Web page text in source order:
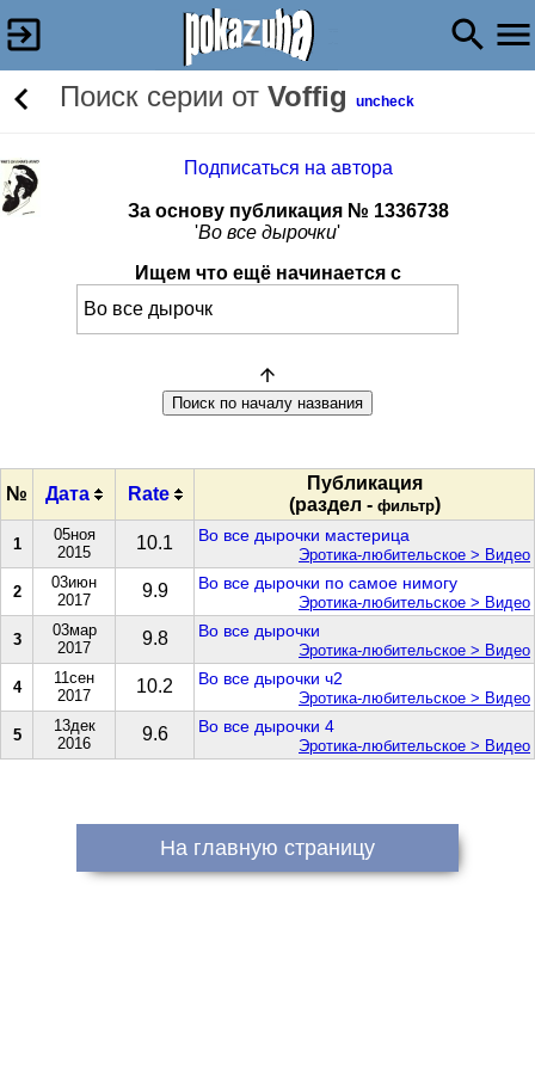
Поиск серии от Voffig uncheck
Подписаться на автора
За основу публикация № 1336738
'Во все дырочки'
Ищем что ещё начинается с
№ Дата Rate
Публикация
(раздел - фильтр)
1
05ноя
2015
10.1 Во все дырочки мастерица
Эротика-любительское > Видео
2
03июн
2017
9.9 Во все дырочки по самое нимогу
Эротика-любительское > Видео
3
03мар
2017
9.8 Во все дырочки
Эротика-любительское > Видео
4
11сен
2017
10.2 Во все дырочки ч2
Эротика-любительское > Видео
5
13дек
2016
9.6 Во все дырочки 4
Эротика-любительское > Видео
На главную страницу